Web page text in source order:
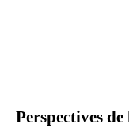
Perspectives